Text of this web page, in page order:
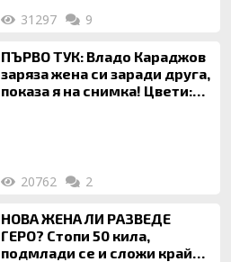
31297 9
ПЪРВО ТУК: Владо Караджов
заряза жена си заради друга,
показа я на снимка! Цвети:
20762 2
НОВА ЖЕНА ЛИ РАЗВЕДЕ
ГЕРО? Стопи 50 кила,
подмлади се и сложи край